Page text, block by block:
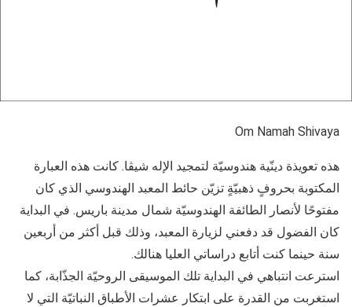
Om Namah Shivaya
هذه تعويذة دينّية هندوسيّة لتمجيد الإله شيڤا. كانت هذه العبارة
المكتوبة بحروفٍ ذهبيّةٍ تزيّن حائط المعبد الهندوسي الذي كان
مفتوحًا لأنصار الطائفة الهندوسيّة شمال مدينة باريس. في البداية
كان الفضول قد دفعني لزيارة المعبد، وذلك قبل أكثر من أربعين
سنة حينما كنت أتابع دراساتي العليا هنالك.
استرعت انتباهي في البداية تلك الموسيقى الروحيّة الجذّابة، كما
استغربت من القدرة على ابتكار عشرات الأطباق النباتيّة التي لا